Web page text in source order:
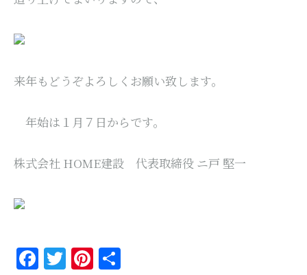
来年もどうぞよろしくお願い致します。
年始は１月７日からです。
株式会社 HOME建設 代表取締役 ニ戸 堅一
Facebook
Twitter
Pinterest